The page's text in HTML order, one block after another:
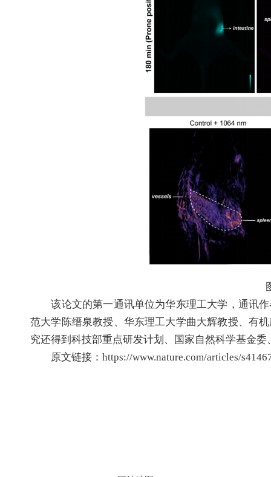
该论文的第一通讯单位为华东理工大学，通讯作
范大学陈缙泉教授、华东理工大学曲大辉教授、有
究还得到科技部重点研发计划、国家自然科学基金
原文链接：https://www.nature.com/articles/